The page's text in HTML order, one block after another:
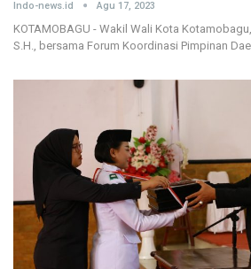
Indo-news.id Agu 17, 2023
KOTAMOBAGU - Wakil Wali Kota
S.H., bersama Forum Koordinasi Pimpinan